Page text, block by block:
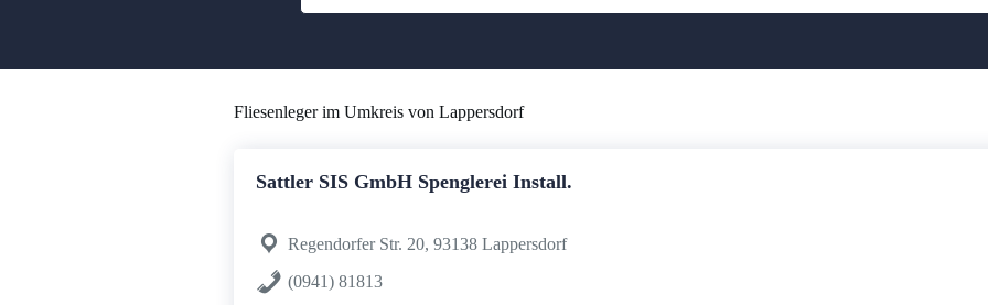
Fliesenleger im Umkreis von Lappersdorf
Sattler SIS GmbH Spenglerei Install.
Regendorfer Str. 20, 93138 Lappersdorf
(0941) 81813